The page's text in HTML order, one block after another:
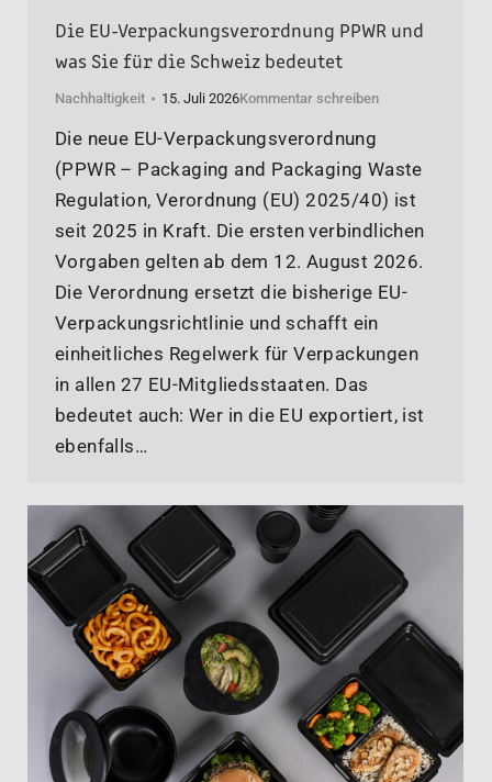
Die EU-Verpackungsverordnung PPWR und
was Sie für die Schweiz bedeutet
Nachhaltigkeit 15. Juli 2026Kommentar schreiben
Die neue EU-Verpackungsverordnung
(PPWR – Packaging and Packaging Waste
Regulation, Verordnung (EU) 2025/40) ist
seit 2025 in Kraft. Die ersten verbindlichen
Vorgaben gelten ab dem 12. August 2026.
Die Verordnung ersetzt die bisherige EU-
Verpackungsrichtlinie und schafft ein
einheitliches Regelwerk für Verpackungen
in allen 27 EU-Mitgliedsstaaten. Das
bedeutet auch: Wer in die EU exportiert, ist
ebenfalls…